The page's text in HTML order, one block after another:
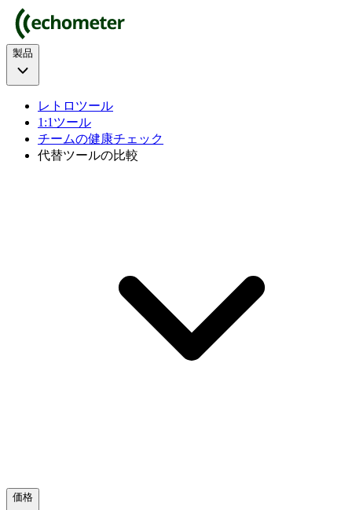
製品
レトロツール
1:1ツール
チームの健康チェック
代替ツールの比較
価格